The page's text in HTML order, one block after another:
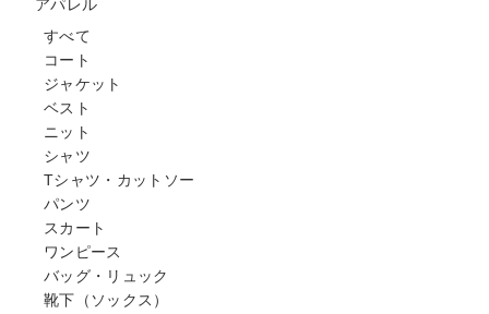
アパレル
すべて
コート
ジャケット
ベスト
ニット
シャツ
Tシャツ・カットソー
パンツ
スカート
ワンピース
バッグ・リュック
靴下（ソックス）